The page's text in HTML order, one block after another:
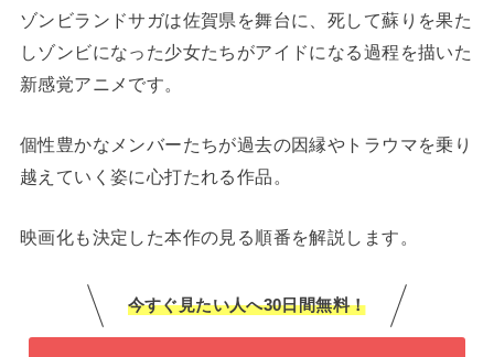
ゾンビランドサガは佐賀県を舞台に、死して蘇りを果た
しゾンビになった少女たちがアイドになる過程を描いた
新感覚アニメです。
個性豊かなメンバーたちが過去の因縁やトラウマを乗り
越えていく姿に心打たれる作品。
映画化も決定した本作の見る順番を解説します。
今すぐ見たい人へ30日間無料！